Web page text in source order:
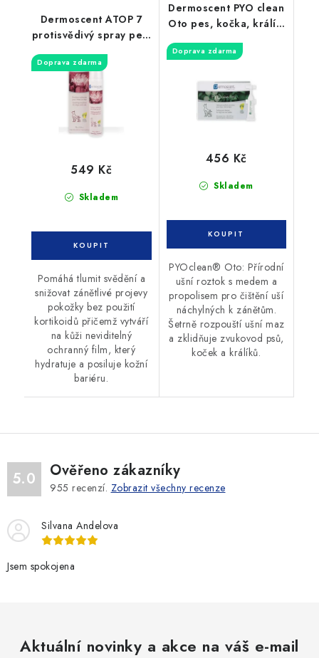
Dermoscent ATOP 7
protisvědivý spray pes,
kočka 75ml
Doprava zdarma
Skladem
549 Kč
Pomáhá tlumit svědění a
snižovat zánětlivé projevy
pokožky bez použití
kortikoidů přičemž vytváří
na kůži neviditelný
ochranný film, který
hydratuje a posiluje kožní
bariéru.
Dermoscent PYO clean
Oto pes, kočka, králíci
10x5ml
Doprava zdarma
Skladem
456 Kč
PYOclean® Oto: Přírodní
ušní roztok s medem a
propolisem pro čištění uší
náchylných k zánětům.
Šetrně rozpouští ušní maz
a zklidňuje zvukovod psů,
koček a králíků.
5.0 Ověřeno zákazníky
955 recenzí. Zobrazit všechny recenze
Silvana Andelova
Jsem spokojena
Aktuální novinky a akce na váš e-mail